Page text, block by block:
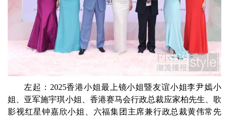
左起：2025香港小姐最上镜小姐暨友谊小姐李尹嫣小
姐、亚军施宇琪小姐、香港赛马会行政总裁应家柏先生、歌
影视红星钟嘉欣小姐、六福集团主席兼行政总裁黄伟常先